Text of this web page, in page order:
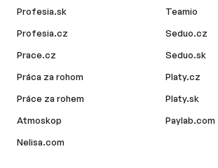
Profesia.sk
Profesia.cz
Prace.cz
Práca za rohom
Práce za rohem
Atmoskop
Nelisa.com
Teamio
Seduo.cz
Seduo.sk
Platy.cz
Platy.sk
Paylab.com